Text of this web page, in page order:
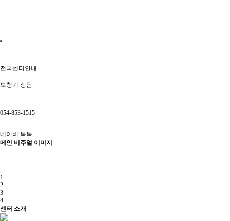
전국센터안내
보청기 상담
054-853-1515
네이버 톡톡
메인 비주얼 이미지
1
2
3
4
센터 소개